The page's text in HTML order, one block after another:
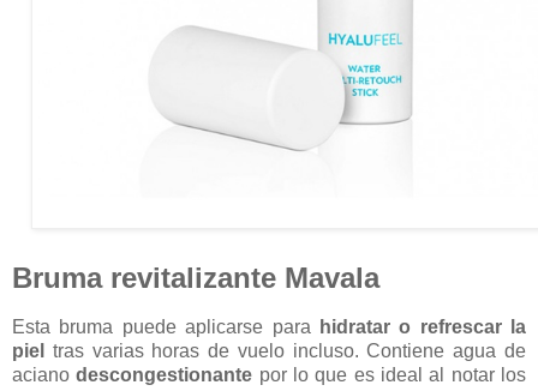
Bruma revitalizante Mavala
Esta bruma puede aplicarse para
hidratar o refrescar la
piel
tras varias horas de vuelo incluso. Contiene agua de
acianodescongestionante por lo que es ideal al notar los